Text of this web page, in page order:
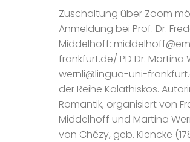
Zuschaltung über Zoom
Anmeldung bei Prof. Dr.
Middelhoff:
frankfurt.de/ PD Dr. Martina
wernli@lingua-uni-
der Reihe Kalathiskos.
Romantik, organisiert von
Middelhoff und Martina
von Chézy, geb. Klencke